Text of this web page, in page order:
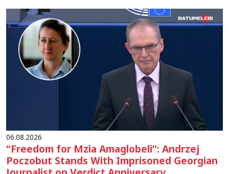
06.08.2026
“Freedom for Mzia Amaglobeli”: Andrzej
Poczobut Stands With Imprisoned Georgian